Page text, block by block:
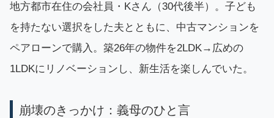
地方都市在住の会社員・Kさん（30代後半）。子ども
を持たない選択をした夫とともに、中古マンションを
ペアローンで購入。築26年の物件を2LDK→広めの
1LDKにリノベーションし、新生活を楽しんでいた。
崩壊のきっかけ：義母のひと言